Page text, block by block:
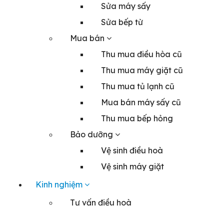
Sửa máy sấy
Sửa bếp từ
Mua bán
Thu mua điều hòa cũ
Thu mua máy giặt cũ
Thu mua tủ lạnh cũ
Mua bán máy sấy cũ
Thu mua bếp hỏng
Bảo dưỡng
Vệ sinh điều hoà
Vệ sinh máy giặt
Kinh nghiệm
Tư vấn điều hoà